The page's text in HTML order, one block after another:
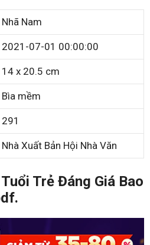
Nhã Nam
2021-07-01 00:00:00
14 x 20.5 cm
Bìa mềm
291
Nhà Xuất Bản Hội Nhà Văn
Trẻ Đáng Giá Bao